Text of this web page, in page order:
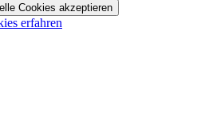
Cookies akzeptieren
erfahren